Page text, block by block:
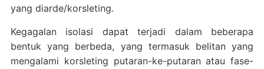
yang diarde/korsleting.
Kegagalan isolasi dapat terjadi dalam beberapa
bentuk yang berbeda, yang termasuk belitan yang
mengalami korsleting putaran-ke-putaran atau fase-